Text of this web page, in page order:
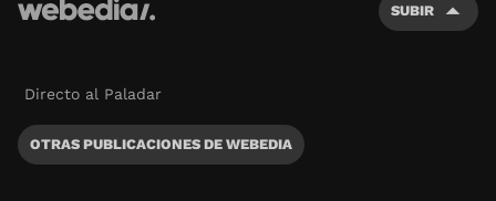
SUBIR
Directo al Paladar
OTRAS PUBLICACIONES DE WEBEDIA